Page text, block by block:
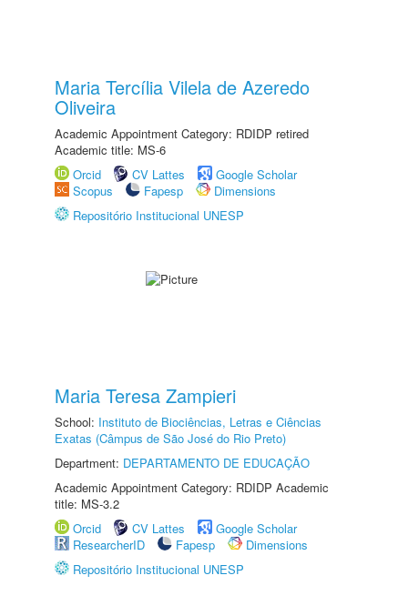
Maria Tercília Vilela de Azeredo
Oliveira
Academic Appointment Category: RDIDP retired
Academic title: MS-6
Orcid
CV Lattes
Google Scholar
Scopus
Fapesp
Dimensions
Repositório Institucional UNESP
Maria Teresa Zampieri
School: Instituto de Biociências, Letras e Ciências
Exatas (Câmpus de São José do Rio Preto)
Department: DEPARTAMENTO DE EDUCAÇÃO
Academic Appointment Category: RDIDP Academic
title: MS-3.2
Orcid
CV Lattes
Google Scholar
ResearcherID
Fapesp
Dimensions
Repositório Institucional UNESP